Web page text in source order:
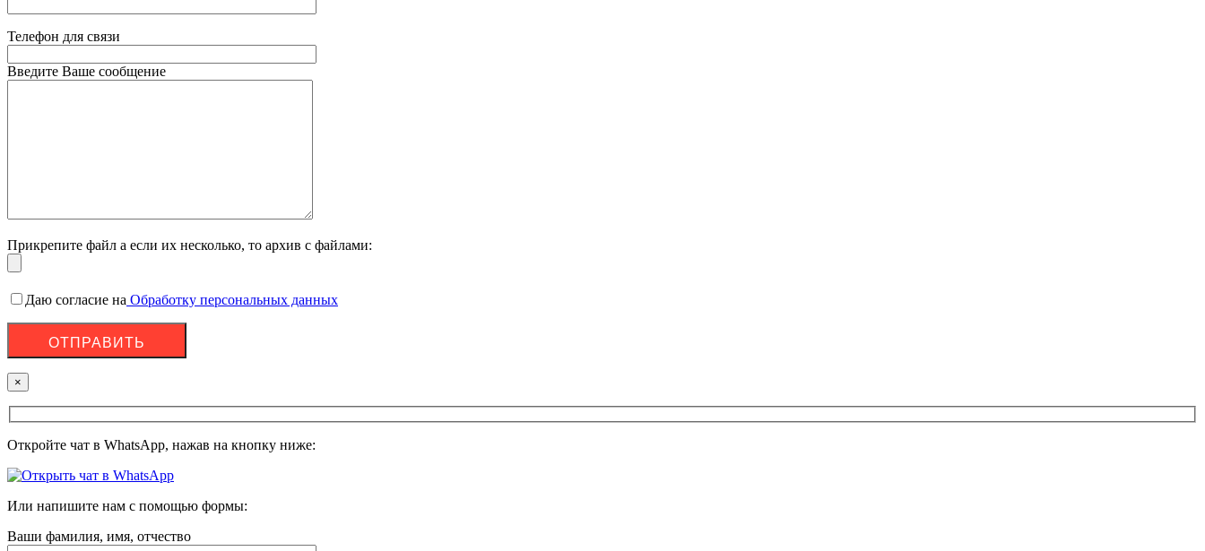
Телефон для связи
Введите Ваше сообщение
Прикрепите файл а если их несколько, то архив с файлами:
Даю согласие на Обработку персональных данных
×
Откройте чат в WhatsApp, нажав на кнопку ниже:
Или напишите нам с помощью формы:
Ваши фамилия, имя, отчество